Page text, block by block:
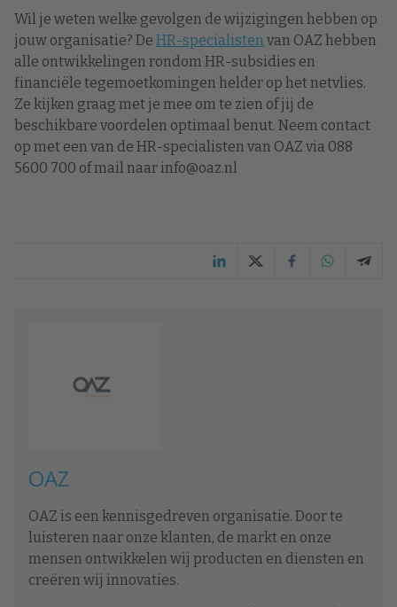
Wil je weten welke gevolgen de wijzigingen hebben op
jouw organisatie? De HR-specialisten van OAZ hebben
alle ontwikkelingen rondom HR-subsidies en
financiële tegemoetkomingen helder op het netvlies.
Ze kijken graag met je mee om te zien of jij de
beschikbare voordelen optimaal benut. Neem contact
op met een van de HR-specialisten van OAZ via 088
5600 700 of mail naar info@oaz.nl
OAZ
OAZ is een kennisgedreven organisatie. Door te
luisteren naar onze klanten, de markt en onze
mensen ontwikkelen wij producten en diensten en
creëren wij innovaties.